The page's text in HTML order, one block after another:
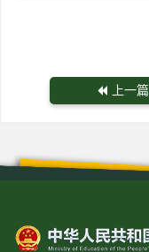
上一篇